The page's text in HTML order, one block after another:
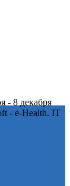
- 8 декабря
- e-Health. IT